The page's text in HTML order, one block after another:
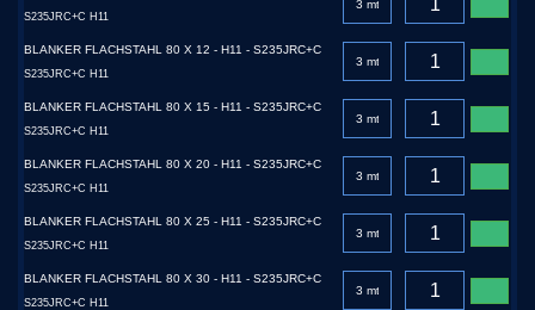
S235JRC+C H11
BLANKER FLACHSTAHL 80 X 12 - H11 - S235JRC+C
S235JRC+C H11
BLANKER FLACHSTAHL 80 X 15 - H11 - S235JRC+C
S235JRC+C H11
BLANKER FLACHSTAHL 80 X 20 - H11 - S235JRC+C
S235JRC+C H11
BLANKER FLACHSTAHL 80 X 25 - H11 - S235JRC+C
S235JRC+C H11
BLANKER FLACHSTAHL 80 X 30 - H11 - S235JRC+C
S235JRC+C H11